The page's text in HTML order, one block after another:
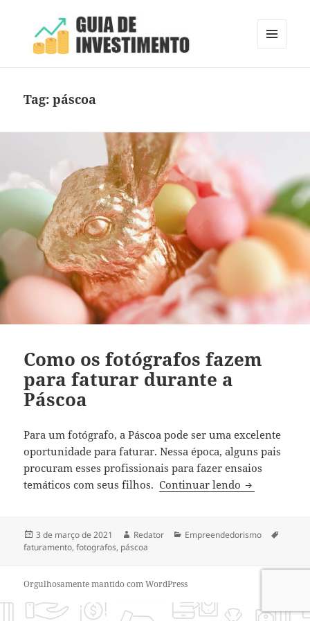
Tag:páscoa
Como os fotógrafos fazem
para faturar durante a
Páscoa
Para um fotógrafo, a Páscoa pode ser uma excelente
oportunidade para faturar. Nessa época, alguns pais
procuram esses profissionais para fazer ensaios
temáticos com seus filhos. Continuar lendo Como os
Publicado
em
3 de março de 2021 Autor
Redator Categorias
Empreendedorismo
faturamento,fotografos, páscoa
Orgulhosamente mantido com WordPress